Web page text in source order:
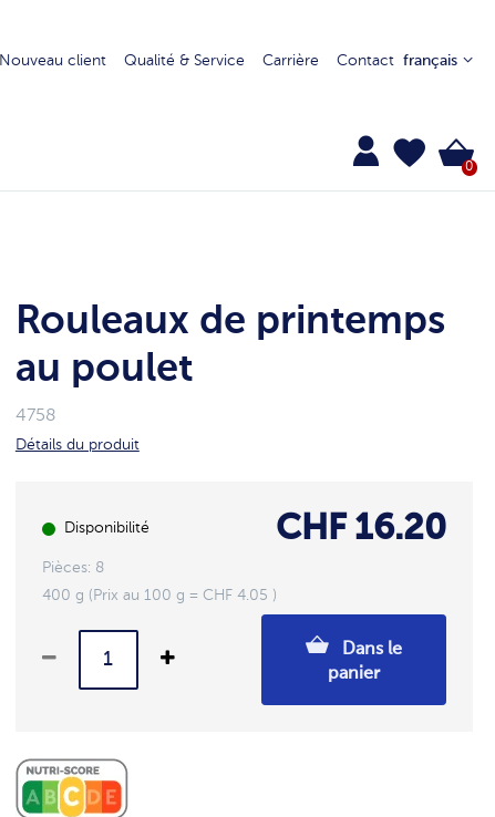
Nouveau client Qualité & Service Carrière Contact français
0
Rouleaux de printemps
au poulet
4758
Détails du produit
Disponibilité CHF 16.20
Pièces: 8
400 g (Prix au 100 g = CHF 4.05 )
panier